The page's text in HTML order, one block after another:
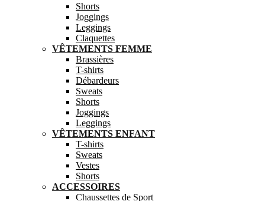
Shorts
Joggings
Leggings
Claquettes
VÊTEMENTS FEMME
Brassières
T-shirts
Débardeurs
Sweats
Shorts
Joggings
Leggings
VÊTEMENTS ENFANT
T-shirts
Sweats
Vestes
Shorts
ACCESSOIRES
Chaussettes de Sport